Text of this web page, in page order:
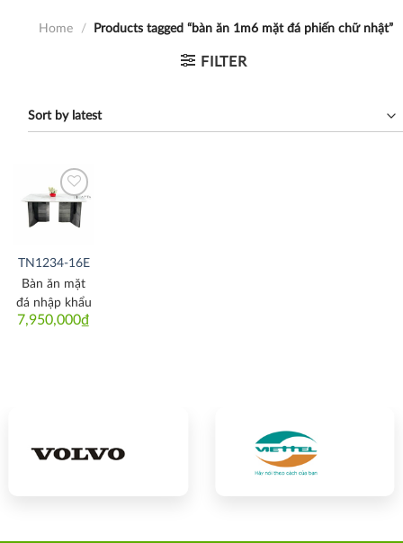
Home / Products tagged “bàn ăn 1m6 mặt đá phiến chữ nhật”
FILTER
Thích
TN1234-16E
7,950,000₫
Bàn ăn mặt
đá nhập khẩu